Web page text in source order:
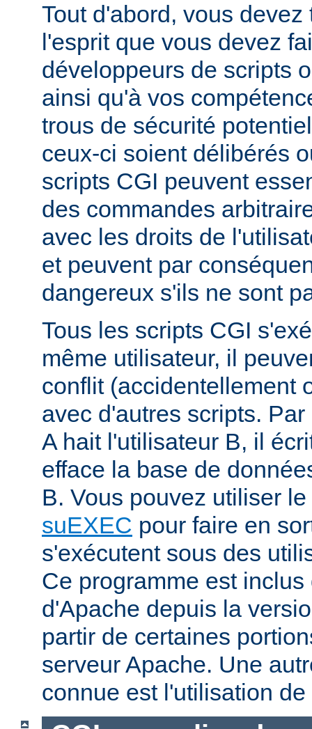
Tout d'abord, vous
l'esprit que vous devez
développeurs de scripts
ainsi qu'à vos
trous de sécurité
ceux-ci soient délibérés
scripts CGI peuvent
des commandes
avec les droits de
et peuvent par
dangereux s'ils ne sont
Tous les scripts CGI
même utilisateur, il
conflit (accidentellement
avec d'autres scripts.
A hait l'utilisateur B, il
efface la base de
B. Vous pouvez utiliser
suEXEC pour faire en
s'exécutent sous des
Ce programme est
d'Apache depuis la
partir de certaines
serveur Apache. Une
connue est l'utilisation de